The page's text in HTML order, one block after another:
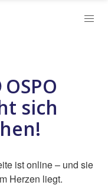
sich
ist online – und sie
Herzen liegt.